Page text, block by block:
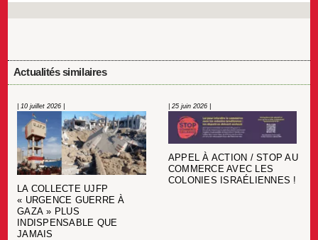
Actualités similaires
| 10 juillet 2026 |
LA COLLECTE UJFP
« URGENCE GUERRE À
GAZA » PLUS
INDISPENSABLE QUE
JAMAIS
| 25 juin 2026 |
APPEL À ACTION / STOP AU
COMMERCE AVEC LES
COLONIES ISRAÉLIENNES !